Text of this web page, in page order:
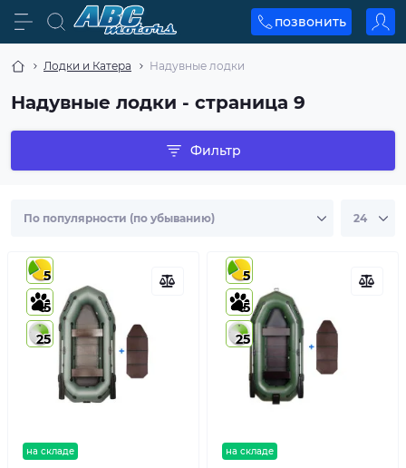
позвонить
Лодки и Катера Надувные лодки
Надувные лодки - страница 9
Фильтр
на складе
5
5
25
на складе
5
5
25